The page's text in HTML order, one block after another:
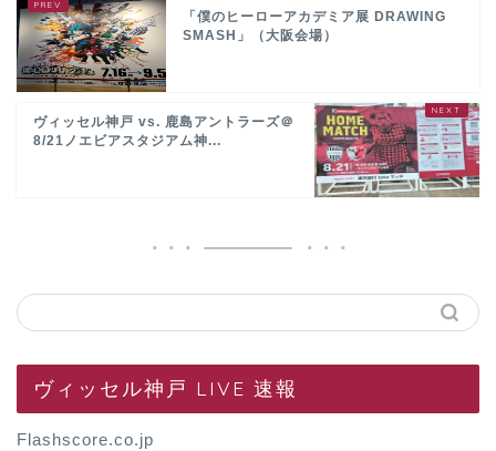
「僕のヒーローアカデミア展 DRAWING
SMASH」（大阪会場）
ヴィッセル神戸 vs. 鹿島アントラーズ＠
8/21ノエビアスタジアム神...
ヴィッセル神戸 LIVE 速報
Flashscore.co.jp